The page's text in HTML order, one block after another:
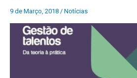
9 de Março, 2018 / Notícias